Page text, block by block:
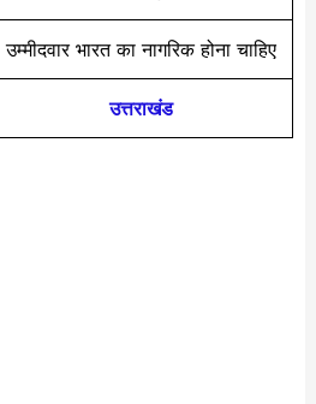
उम्मीदवार भारत का नागरिक होना चाहिए
उत्तराखंड